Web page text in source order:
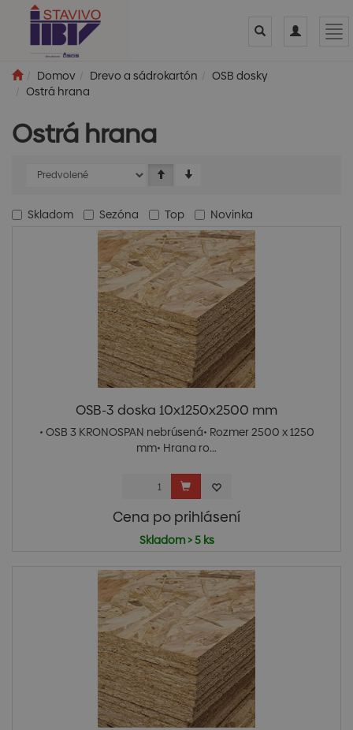
Toggle
Toggle
Domov
Drevo a sádrokartón
OSB dosky
Ostrá hrana
Ostrá hrana
Skladom Sezóna Top Novinka
OSB-3 doska 10x1250x2500 mm
• OSB 3 KRONOSPAN nebrúsená• Rozmer 2500 x 1250
mm• Hrana ro...
Cena po prihlásení
Skladom > 5 ks